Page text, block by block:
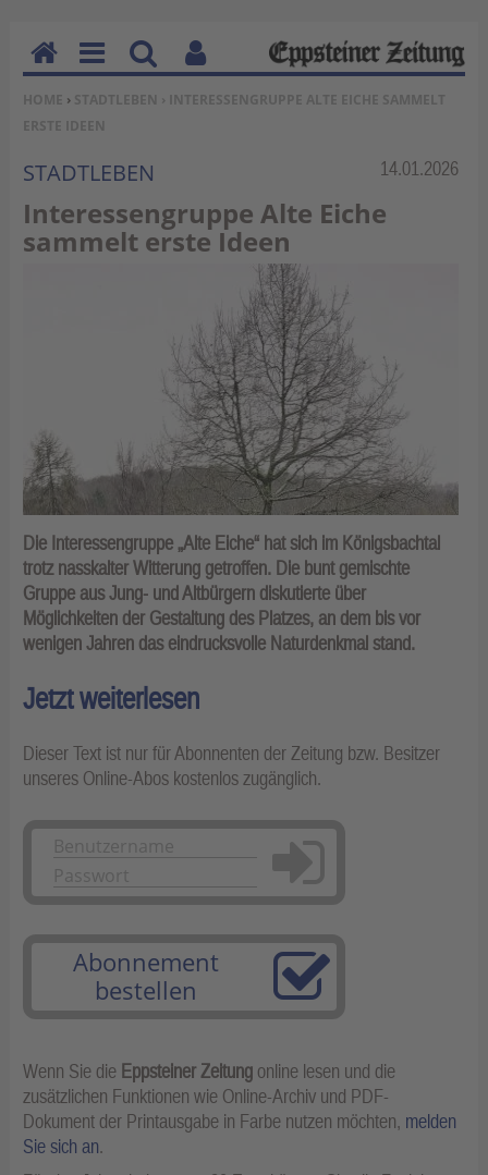
SIE BEFINDEN SICH HIER:
HOME › STADTLEBEN › INTERESSENGRUPPE ALTE EICHE SAMMELT
ERSTE IDEEN
Rubrik:
STADTLEBEN 14.01.2026
Interessengruppe Alte Eiche
sammelt erste Ideen
Die Interessengruppe „Alte Eiche“ hat sich im Königsbachtal
trotz nasskalter Witterung getroffen. Die bunt gemischte
Gruppe aus Jung- und Altbürgern diskutierte über
Möglichkeiten der Gestaltung des Platzes, an dem bis vor
wenigen Jahren das eindrucksvolle Naturdenkmal stand.
Jetzt weiterlesen
Dieser Text ist nur für Abonnenten der Zeitung bzw. Besitzer
unseres Online-Abos kostenlos zugänglich.
Anmelden
Abonnement
bestellen
Wenn Sie die Eppsteiner Zeitung online lesen und die
zusätzlichen Funktionen wie Online-Archiv und PDF-
Dokument der Printausgabe in Farbe nutzen möchten, melden
Sie sich an.
H
o
m
e
M
en
u
Su
ch
Be
nu
kti
on